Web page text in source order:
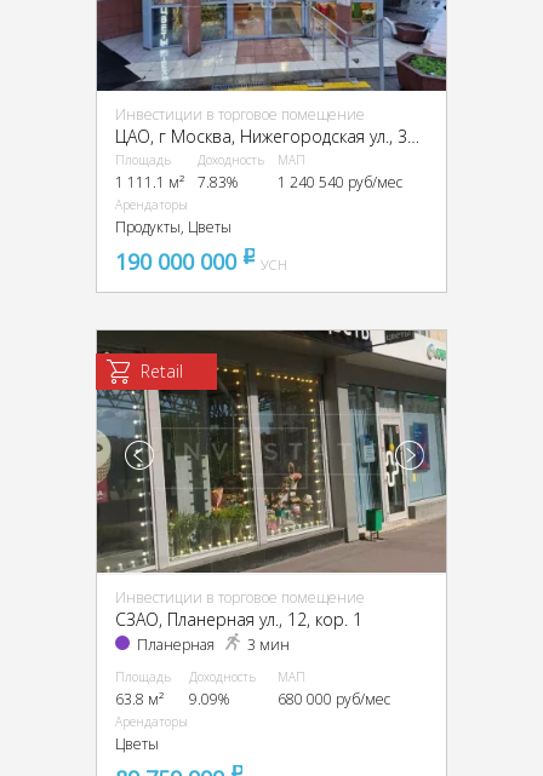
Инвестиции в торговое помещение
ЦАО, г Москва, Нижегородская ул., 32, стр. а
Площадь
1 111.1 м²
Доходность
7.83%
МАП
1 240 540 руб/мес
Арендаторы
Продукты, Цветы
190 000 000 pуб
УСН
Retail
Инвестиции в торговое помещение
CЗАО, Планерная ул., 12, кор. 1
Планерная 3 мин
Площадь
63.8 м²
Доходность
9.09%
МАП
680 000 руб/мес
Арендаторы
Цветы